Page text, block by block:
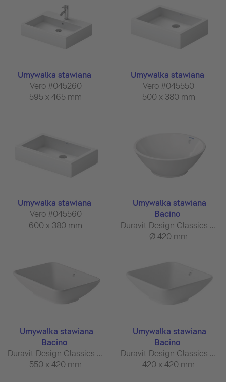
Umywalka stawiana
Vero #045260
595 x 465 mm
Umywalka stawiana
Vero #045550
500 x 380 mm
Umywalka stawiana
Vero #045560
600 x 380 mm
Umywalka stawiana
Bacino
Duravit Design Classics #032542
Ø 420 mm
Umywalka stawiana
Bacino
Duravit Design Classics #033452
550 x 420 mm
Umywalka stawiana
Bacino
Duravit Design Classics #033342
420 x 420 mm